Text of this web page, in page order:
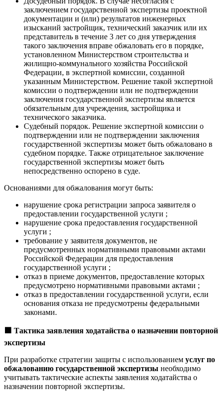
заключением государственной экспертизы проектной
документации и (или) результатов инженерных
изысканий застройщик, технический заказчик или их
представитель в течение 3 лет со дня утверждения
такого заключения вправе обжаловать его в порядке,
установленном Министерством строительства и
жилищно-коммунального хозяйства Российской
Федерации, в экспертной комиссии, созданной
указанным Министерством. Решение такой экспертной
комиссии о подтверждении или не подтверждении
заключения государственной экспертизы является
обязательным для учреждения, застройщика и
технического заказчика.
Судебный порядок. Решение экспертной комиссии о
подтверждении или не подтверждении заключения
государственной экспертизы может быть обжаловано в
судебном порядке. Также отрицательное заключение
государственной экспертизы может быть
непосредственно оспорено в суде.
Основаниями для обжалования могут быть:
нарушение срока регистрации запроса заявителя о
предоставлении государственной услуги ;
нарушение срока предоставления государственной
услуги ;
требование у заявителя документов, не
предусмотренных нормативными правовыми актами
Российской Федерации для предоставления
государственной услуги ;
отказ в приеме документов, предоставление которых
предусмотрено нормативными правовыми актами ;
отказ в предоставлении государственной услуги, если
основания отказа не предусмотрены федеральными
законами.
Тактика заявления ходатайства о назначении повторной
экспертизы
При разработке стратегии защиты с использованием услуг по
обжалованию государственной экспертизы необходимо
учитывать тактические аспекты заявления ходатайства о
назначении повторной экспертизы.